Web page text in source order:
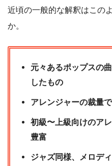
近頃の一般的な解釈はこの
か。
元々あるポップスの
したもの
アレンジャーの裁量
初級〜上級向けのア
豊富
ジャズ同様、メロデ